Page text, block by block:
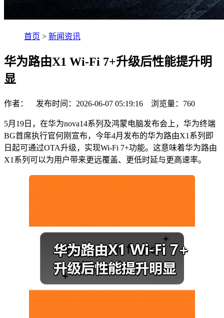
首页 > 新闻资讯
华为路由X1 Wi-Fi 7+升级后性能提升明
显
作者： 发布时间：2026-06-07 05:19:16 浏览量： 760
5月19日，在华为nova14系列及鸿蒙电脑发布会上，华为终端
BG首席执行官何刚宣布，今年4月发布的华为路由X1系列即
日起可通过OTA升级，实现Wi-Fi 7+功能。这意味着华为路由
X1系列可以为用户带来更远覆盖、更低时延与更高速率。